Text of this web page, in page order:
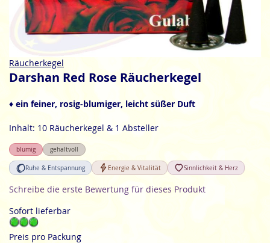
Zum
Anfang
Bildgalerie
springen
Räucherkegel
Darshan Red Rose Räucherkegel
♦ ein feiner, rosig-blumiger, leicht süßer Duft
Inhalt: 10 Räucherkegel & 1 Absteller
blumig gehaltvoll
Ruhe & Entspannung Energie & Vitalität Sinnlichkeit & Herz
Schreibe die erste Bewertung für dieses Produkt
Sofort lieferbar
Preis pro Packung